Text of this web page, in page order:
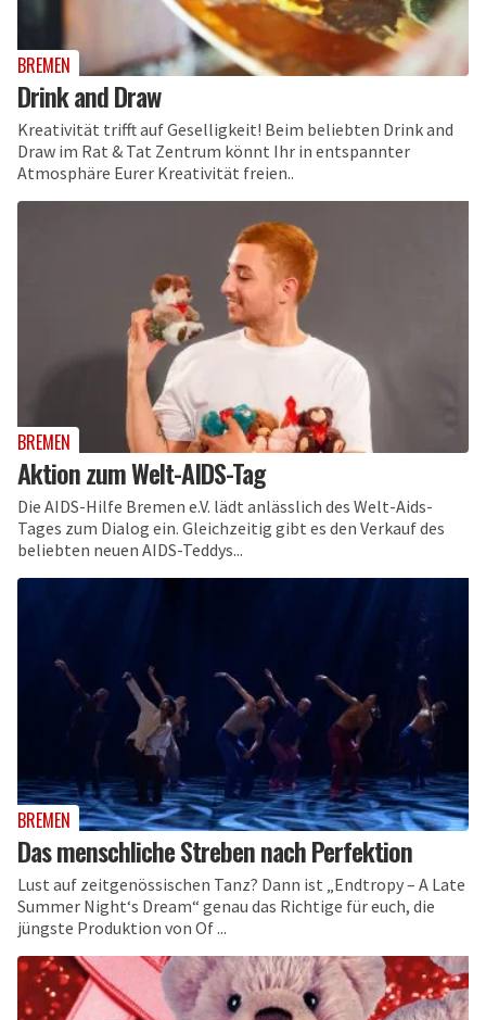
BREMEN
Drink and Draw
Kreativität trifft auf Geselligkeit! Beim beliebten Drink and
Draw im Rat & Tat Zentrum könnt Ihr in entspannter
Atmosphäre Eurer Kreativität freien..
BREMEN
Aktion zum Welt-AIDS-Tag
Die AIDS-Hilfe Bremen e.V. lädt anlässlich des Welt-Aids-
Tages zum Dialog ein. Gleichzeitig gibt es den Verkauf des
beliebten neuen AIDS-Teddys...
BREMEN
Das menschliche Streben nach Perfektion
Lust auf zeitgenössischen Tanz? Dann ist „Endtropy – A Late
Summer Night‘s Dream“ genau das Richtige für euch, die
jüngste Produktion von Of ...